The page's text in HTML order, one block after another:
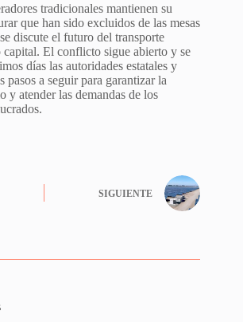
tradicionales mantienen su
que han sido excluidos de las mesas
discute el futuro del transporte
El conflicto sigue abierto y se
días las autoridades estatales y
pasos a seguir para garantizar la
y atender las demandas de los
SIGUIENTE